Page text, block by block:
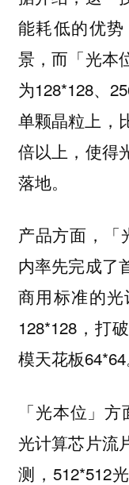
能耗低的优
景，而「光本
为128*128、
单颗晶粒上，
倍以上，使得
落地。
产品方面，「
内率先完成了
商用标准的
128*128，打
模天花板64*64
「光本位」
光计算芯片流
测，512*512